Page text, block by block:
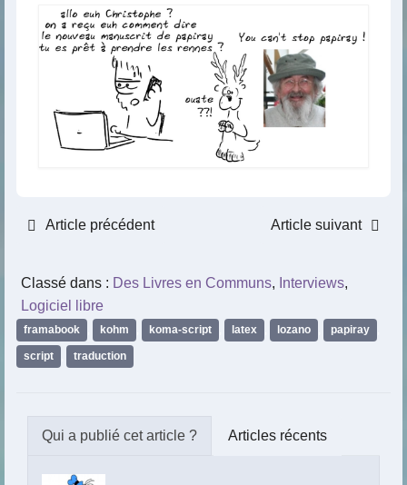
Article précédent Article suivant
Classé dans : Des Livres en Communs, Interviews,
Logiciel libre
framabook kohm koma-script latex lozano papiray
script traduction
Articles récents